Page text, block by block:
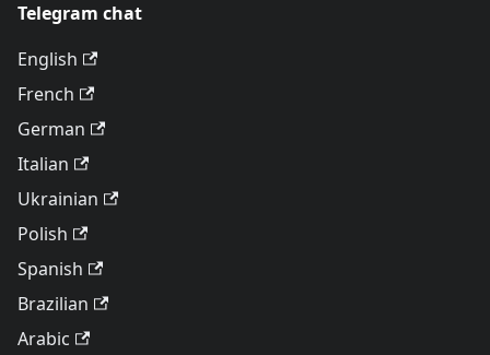
Telegram chat
English
French
German
Italian
Ukrainian
Polish
Spanish
Brazilian
Arabic